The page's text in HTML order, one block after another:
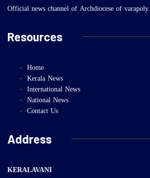
Official news channel of Archdiocese of varapoly.
Resources
Home
Kerala News
International News
National News
Contact Us
Address
KERALAVANI